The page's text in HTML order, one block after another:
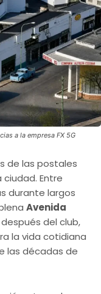
a la empresa FX 5G
de las postales
Entre
durante largos
Avenida
del club,
la vida cotidiana
las décadas de